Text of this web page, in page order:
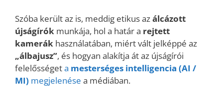
Szóba került az is, meddig etikus azálcázott
újságírók munkája, hol a határ a rejtett
kamerák használatában, miért vált jelképpé az
„álbajusz”, és hogyan alakítja át az újságírói
felelősségeta mesterséges intelligencia (AI /
MI) megjelenése a médiában.